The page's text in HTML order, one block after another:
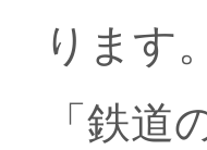
2026年6
ります。
「鉄